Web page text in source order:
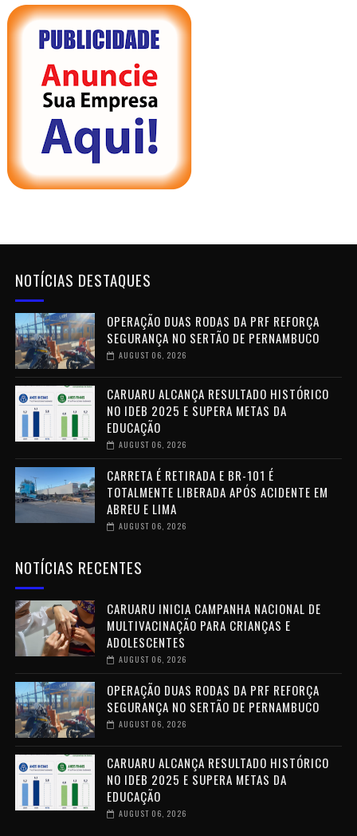
NOTÍCIAS DESTAQUES
OPERAÇÃO DUAS RODAS DA PRF REFORÇA
SEGURANÇA NO SERTÃO DE PERNAMBUCO
AUGUST 06, 2026
CARUARU ALCANÇA RESULTADO HISTÓRICO
NO IDEB 2025 E SUPERA METAS DA
EDUCAÇÃO
AUGUST 06, 2026
CARRETA É RETIRADA E BR-101 É
TOTALMENTE LIBERADA APÓS ACIDENTE EM
ABREU E LIMA
AUGUST 06, 2026
NOTÍCIAS RECENTES
CARUARU INICIA CAMPANHA NACIONAL DE
MULTIVACINAÇÃO PARA CRIANÇAS E
ADOLESCENTES
AUGUST 06, 2026
OPERAÇÃO DUAS RODAS DA PRF REFORÇA
SEGURANÇA NO SERTÃO DE PERNAMBUCO
AUGUST 06, 2026
CARUARU ALCANÇA RESULTADO HISTÓRICO
NO IDEB 2025 E SUPERA METAS DA
EDUCAÇÃO
AUGUST 06, 2026